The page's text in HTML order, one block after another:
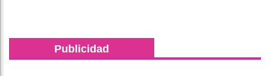
Publicidad